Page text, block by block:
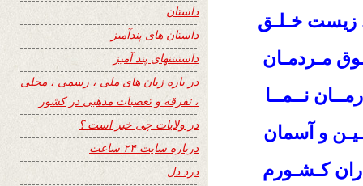
زیست خـلـق
مـردمـان
نــمــا
و آسمان
کـشـورم
داستان
داستان های پندآمیز
داستنتنهای پند آمیز
در باره زبان های ملی ، رسمی ، محلی
، تفرقه و تعصبات مذهبی در کشور
در ولایات چی خبر است ؟
درباره سایت ۲۴ ساعت
درد دل